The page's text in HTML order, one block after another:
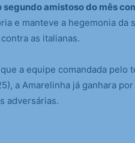
segundo amistoso do mês
e manteve a hegemonia da
as italianas.
a equipe comandada pelo
a Amarelinha já ganhara
adversárias.